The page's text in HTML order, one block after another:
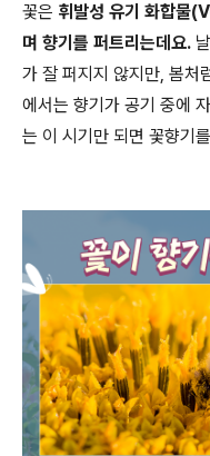
꽃은 휘발성 유기 화합물
며 향기를 퍼트리는데요.
가 잘 퍼지지 않지만, 봄처
에서는 향기가 공기 중에
는 이 시기만 되면 꽃향기